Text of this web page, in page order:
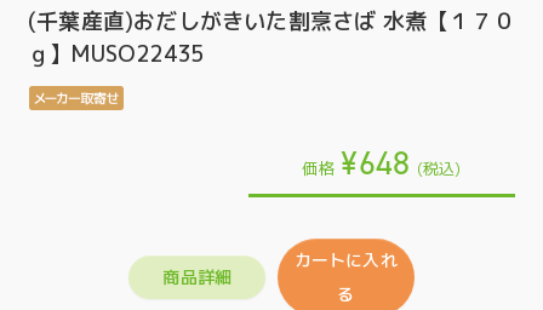
(千葉産直)おだしがきいた割烹さば 水煮【１７０
ｇ】MUSO22435
価格 ¥648 (税込)
商品詳細
カートに入れ
る